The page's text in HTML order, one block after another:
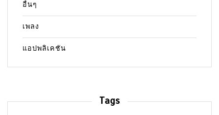
อื่นๆ
เพลง
แอปพลิเคชัน
Tags